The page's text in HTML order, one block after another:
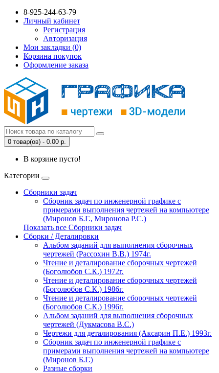
8-925-244-63-79
Личный кабинет
Регистрация
Авторизация
Мои закладки (0)
Корзина покупок
Оформление заказа
0 товар(ов) - 0.00 р.
В корзине пусто!
Категории
Сборники задач
Сборник задач по инженерной графике с
примерами выполнения чертежей на компьютере
(Миронов Б.Г., Миронова Р.С.)
Показать все Сборники задач
Сборки / Деталировки
Альбом заданий для выполнения сборочных
чертежей (Рассохин В.В.) 1974г.
Чтение и деталирование сборочных чертежей
(Боголюбов С.К.) 1972г.
Чтение и деталирование сборочных чертежей
(Боголюбов С.К.) 1986г.
Чтение и деталирование сборочных чертежей
(Боголюбов С.К.) 1996г.
Альбом заданий для выполнения сборочных
чертежей (Дукмасова В.С.)
Чертежи для деталирования (Аксарин П.Е.) 1993г.
Сборник задач по инженерной графике с
примерами выполнения чертежей на компьютере
(Миронов Б.Г.)
Разные сборки